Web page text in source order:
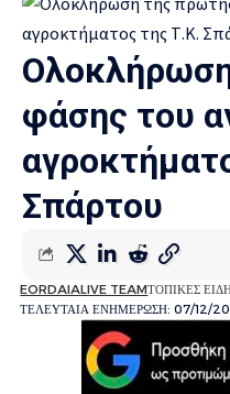
φάσης του
Σπάρτου
ΤΕΛΕΥΤΑΙΑ ΕΝΗΜΕΡΩΣΗ: 07/12/
EORDAIALIVE TEAMΤΟΠΙΚΕΣ